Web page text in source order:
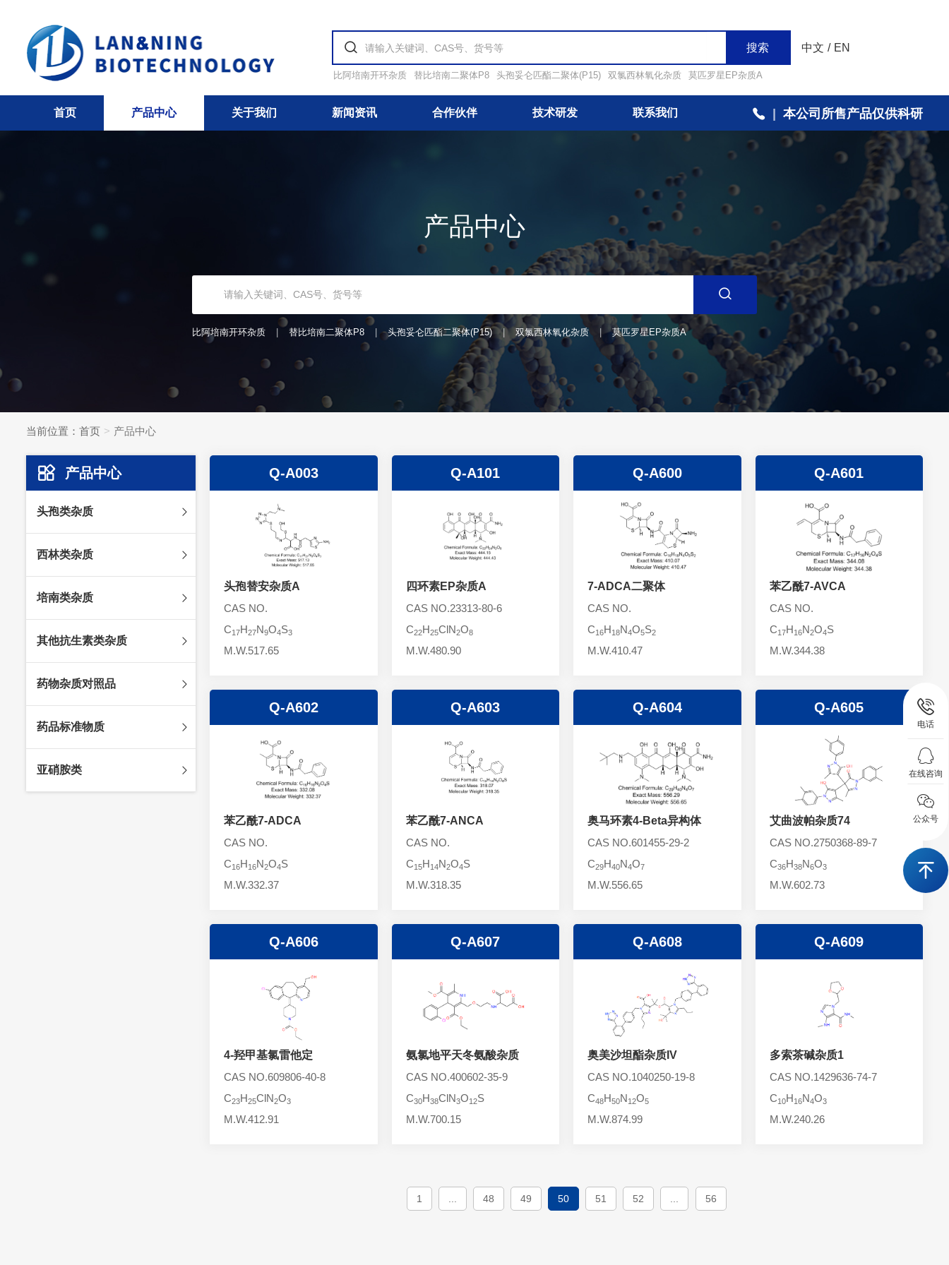
搜索
比阿培南开环杂质 替比培南二聚体P8 头孢妥仑匹酯二聚体(P15) 双氯西林氧化杂质 莫匹罗星EP杂质A
中文 / EN
首页 产品中心 关于我们 新闻资讯 合作伙伴 技术研发 联系我们 本公司所售产品仅供科研
产品中心
比阿培南开环杂质 替比培南二聚体P8 头孢妥仑匹酯二聚体(P15) 双氯西林氧化杂质 莫匹罗星EP杂质A
当前位置： 首页 产品中心
产品中心
头孢类杂质
头孢唑林杂质
头孢他啶杂质
头孢米诺杂质
头孢吡肟杂质
西林类杂质
苯唑西林杂质
替卡西林杂质
阿洛西林杂质
美洛西林杂质
培南类杂质
多立培南杂质
厄他培南杂质
多尼培南杂质
其他抗生素类杂质
利福平杂质
苄丝肼杂质
药物杂质对照品
杂质对照品
药品标准物质
亚硝胺类
Q-A003
头孢替安杂质A
CAS NO.
C17H27N9O4S3
M.W.517.65
Q-A101
四环素EP杂质A
CAS NO.23313-80-6
C22H25ClN2O8
M.W.480.90
Q-A600
7-ADCA二聚体
CAS NO.
C16H18N4O5S2
M.W.410.47
Q-A601
苯乙酰7-AVCA
CAS NO.
C17H16N2O4S
M.W.344.38
Q-A602
苯乙酰7-ADCA
CAS NO.
C16H16N2O4S
M.W.332.37
Q-A603
苯乙酰7-ANCA
CAS NO.
C15H14N2O4S
M.W.318.35
Q-A604
奥马环素4-Beta异构体
CAS NO.601455-29-2
C29H40N4O7
M.W.556.65
Q-A605
艾曲波帕杂质74
CAS NO.2750368-89-7
C36H38N6O3
M.W.602.73
Q-A606
4-羟甲基氯雷他定
CAS NO.609806-40-8
C23H25ClN2O3
M.W.412.91
Q-A607
氨氯地平天冬氨酸杂质
CAS NO.400602-35-9
C30H38ClN3O12S
M.W.700.15
Q-A608
奥美沙坦酯杂质IV
CAS NO.1040250-19-8
C48H50N12O5
M.W.874.99
Q-A609
多索茶碱杂质1
CAS NO.1429636-74-7
C10H16N4O3
M.W.240.26
1 48 49 50 51 52 56
电话
在线咨询
公众号